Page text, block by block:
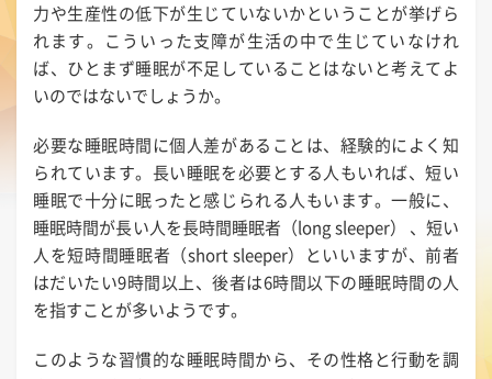
力や生産性の低下が生じていないかということが挙げら
れます。こういった支障が生活の中で生じていなけれ
ば、ひとまず睡眠が不足していることはないと考えてよ
いのではないでしょうか。
必要な睡眠時間に個人差があることは、経験的によく知
られています。長い睡眠を必要とする人もいれば、短い
睡眠で十分に眠ったと感じられる人もいます。一般に、
睡眠時間が長い人を長時間睡眠者（long sleeper） 、短い
人を短時間睡眠者（short sleeper）といいますが、前者
はだいたい9時間以上、後者は6時間以下の睡眠時間の人
を指すことが多いようです。
このような習慣的な睡眠時間から、その性格と行動を調